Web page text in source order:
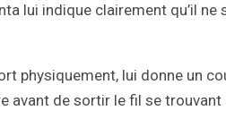
lui indique clairement qu’il
physiquement, lui donne un
avant de sortir le fil se trouvant